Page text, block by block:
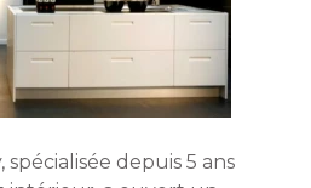
spécialisée depuis 5 ans